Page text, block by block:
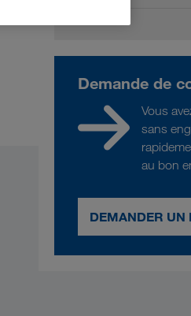
Demande de
Vous
sans
au bon
DEMANDER UN